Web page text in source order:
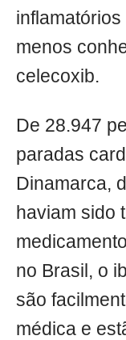
menos
celecoxib.
De 28.947
paradas
Dinamarca,
haviam sido
no Brasil, o
são
médica e